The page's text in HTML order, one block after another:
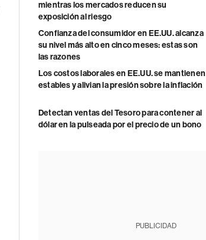
mientras los mercados reducen su
exposición al riesgo
Confianza del consumidor en EE.UU. alcanza
su nivel más alto en cinco meses: estas son
las razones
Los costos laborales en EE.UU. se mantienen
estables y alivian la presión sobre la inflación
Detectan ventas del Tesoro para contener al
dólar en la pulseada por el precio de un bono
PUBLICIDAD